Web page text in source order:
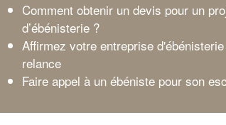
Comment obtenir un devis pour un
d’ébénisterie ?
Affirmez votre entreprise
relance
Faire appel à un ébéniste pour son